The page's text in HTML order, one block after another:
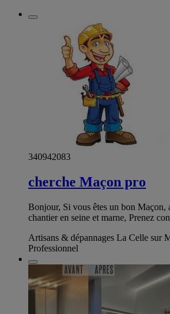
340942083
cherche Maçon pro
Bonjour, Si vous êtes un bon Maçon,
chantier en seine et marne, Prenez
Artisans & dépannages La Celle sur
Professionnel